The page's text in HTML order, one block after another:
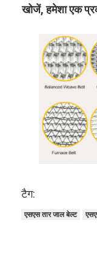
खोजें, हमेशा एक
टैग:
एसएस तार जाल बेल्ट